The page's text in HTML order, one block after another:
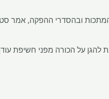
על הכורה מפני חשיפת